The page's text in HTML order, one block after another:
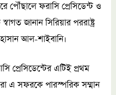
পৌঁছালে ফরাসি প্রেসিডেন্ট ও
জানান সিরিয়ার পররাষ্ট্র
আল-শাইবানি।
প্রেসিডেন্টের এটিই প্রথম
এ সফরকে পারস্পরিক সম্মান